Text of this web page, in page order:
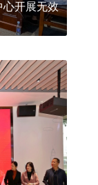
心开展无效